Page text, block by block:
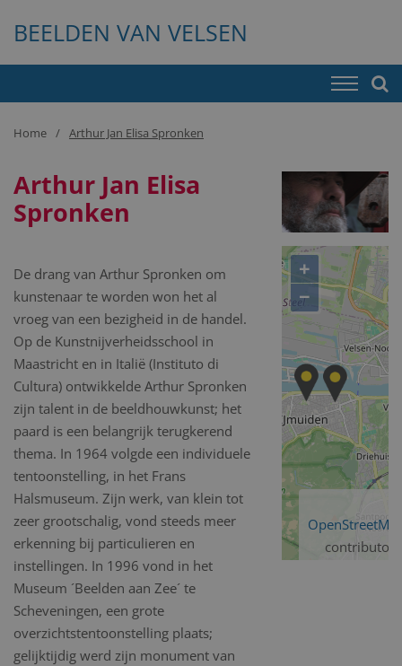
BEELDEN VAN VELSEN
Home Arthur Jan Elisa Spronken
Arthur Jan Elisa
Spronken
De drang van Arthur Spronken om
kunstenaar te worden won het al
vroeg van een bezigheid in de handel.
Op de Kunstnijverheidsschool in
Maastricht en in Italië (Instituto di
Cultura) ontwikkelde Arthur Spronken
zijn talent in de beeldhouwkunst; het
paard is een belangrijk terugkerend
thema. In 1964 volgde een individuele
tentoonstelling, in het Frans
Halsmuseum. Zijn werk, van klein tot
zeer grootschalig, vond steeds meer
erkenning bij particulieren en
instellingen. In 1996 vond in het
Museum ´Beelden aan Zee´ te
Scheveningen, een grote
overzichtstentoonstelling plaats;
gelijktijdig werd zijn monument van
+
−